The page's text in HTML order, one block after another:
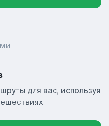
для вас, используя